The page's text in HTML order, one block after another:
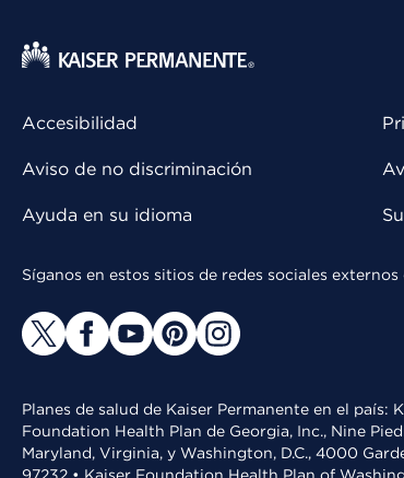
Accesibilidad
Aviso de no discriminación
Ayuda en su idioma
Síganos en estos sitios de redes sociales
Planes de salud de Kaiser Permanente en el
Foundation Health Plan de Georgia, Inc., Nine
Maryland, Virginia, y Washington, D.C., 4000